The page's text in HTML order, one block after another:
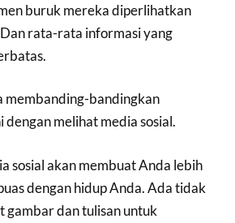
buruk mereka diperlihatkan
rata-rata informasi yang
membanding-bandingkan
dengan melihat media sosial.
sosial akan membuat Anda lebih
dengan hidup Anda. Ada tidak
gambar dan tulisan untuk